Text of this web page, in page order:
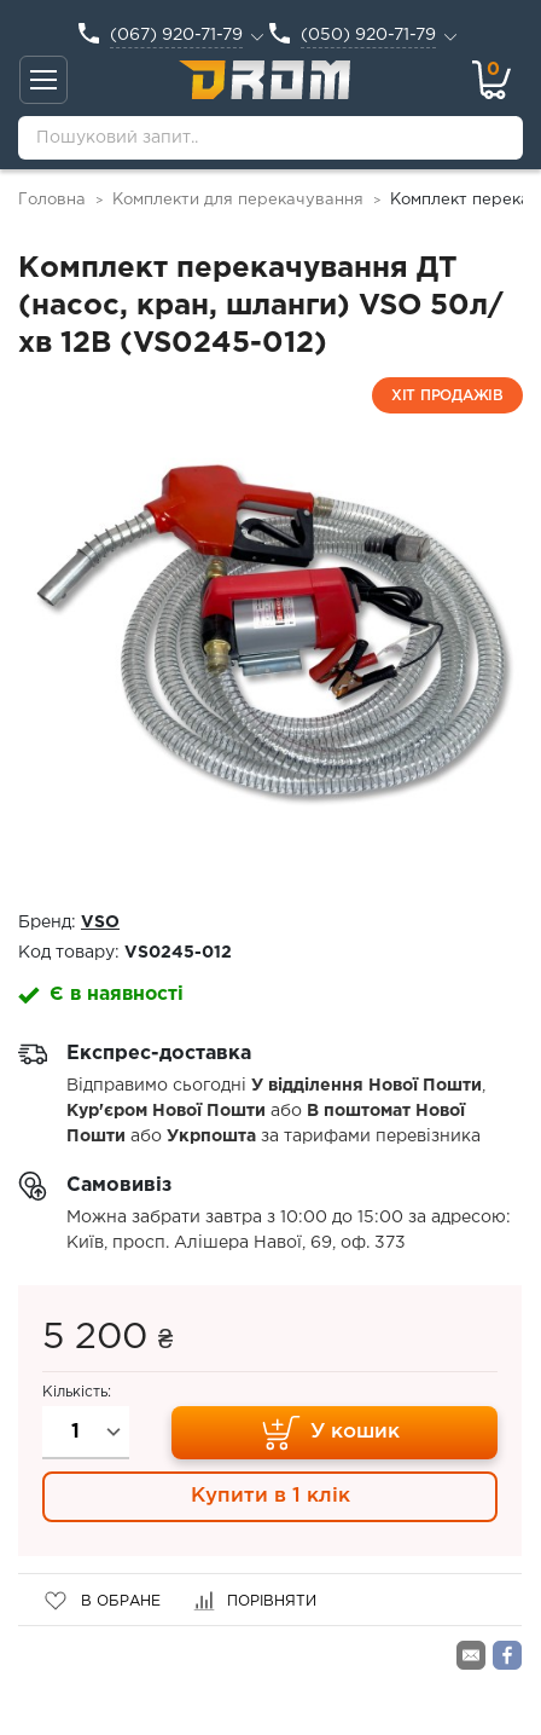
(067) 920-71-79 (050) 920-71-79
0
Головна > Комплекти для перекачування > Комплект
Комплект перекачування ДТ
(насос, кран, шланги) VSO 50л/
хв 12В (VS0245-012)
ХІТ ПРОДАЖІВ
Бренд: VSO
Код товару: VS0245-012
Є в наявності
Експрес-доставка
Відправимо сьогодні У відділення Нової Пошти
Кур'єром Нової Пошти або В поштомат Нової
Пошти або Укрпошта за тарифами перевізника
Самовивіз
Можна забрати завтра з 10:00 до 15:00 за адресою:
Київ, просп. Алішера Навої, 69, оф. 373
5 200 ₴
Кількість:
У кошик
Купити в 1 клік
В ОБРАНЕ ПОРІВНЯТИ